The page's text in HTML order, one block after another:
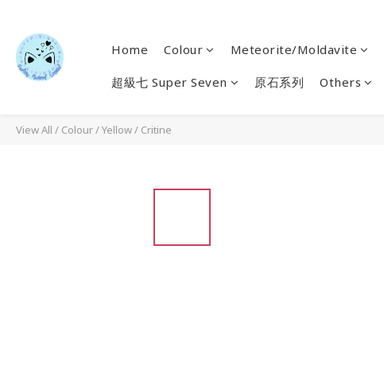
Home Colour Meteorite/Moldavite
超級七 Super Seven 原石系列 Others
View All / Colour/Yellow/ Critine